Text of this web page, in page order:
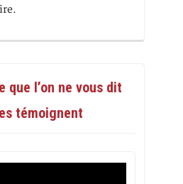
que l’on ne vous dit
témoignent